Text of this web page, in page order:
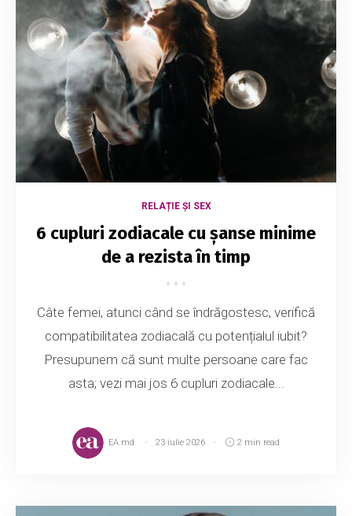
RELAȚIE ȘI SEX
6 cupluri zodiacale cu șanse minime
de a rezista în timp
Câte femei, atunci când se îndrăgostesc, verifică
compatibilitatea zodiacală cu potențialul iubit?
Presupunem că sunt multe persoane care fac
asta; vezi mai jos 6 cupluri zodiacale...
EA.md 23 iulie 2026 2 min read